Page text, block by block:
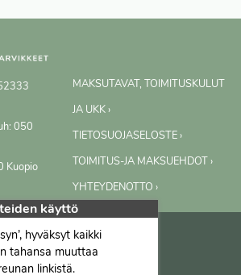
050
Kuopio
MAKSUTAVAT, TOIMITUSKULUT
JA UKK ›
TIETOSUOJASELOSTE ›
TOIMITUS-JA MAKSUEHDOT ›
YHTEYDENOTTO ›
käyttö
hyväksyt kaikki
tahansa muuttaa
linkistä.